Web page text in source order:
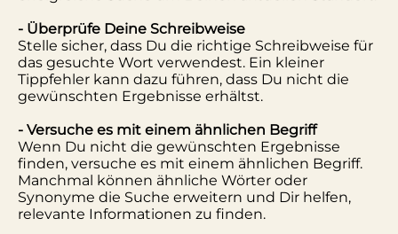
- Überprüfe Deine Schreibweise
Stelle sicher, dass Du die richtige Schreibweise für
das gesuchte Wort verwendest. Ein kleiner
Tippfehler kann dazu führen, dass Du nicht die
gewünschten Ergebnisse erhältst.
- Versuche es mit einem ähnlichen Begriff
Wenn Du nicht die gewünschten Ergebnisse
finden, versuche es mit einem ähnlichen Begriff.
Manchmal können ähnliche Wörter oder
Synonyme die Suche erweitern und Dir helfen,
relevante Informationen zu finden.